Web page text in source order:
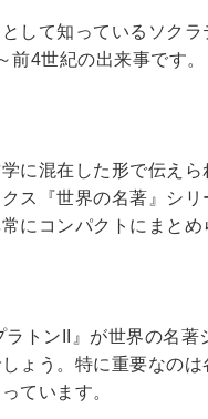
して知っているソク
前4世紀の出来事です。
に混在した形で伝え
ス『世界の名著』シ
にコンパクトにまとめ
ラトン
』が世界の名
ょう。特に重要なの
ています。